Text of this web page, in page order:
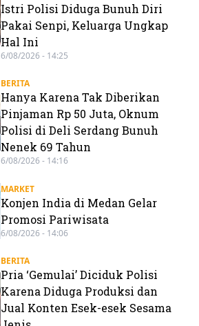
Istri Polisi Diduga Bunuh Diri
Pakai Senpi, Keluarga Ungkap
Hal Ini
6/08/2026 - 14:25
BERITA
Hanya Karena Tak Diberikan
Pinjaman Rp 50 Juta, Oknum
Polisi di Deli Serdang Bunuh
Nenek 69 Tahun
6/08/2026 - 14:16
MARKET
Konjen India di Medan Gelar
Promosi Pariwisata
6/08/2026 - 14:06
BERITA
Pria ‘Gemulai’ Diciduk Polisi
Karena Diduga Produksi dan
Jual Konten Esek-esek Sesama